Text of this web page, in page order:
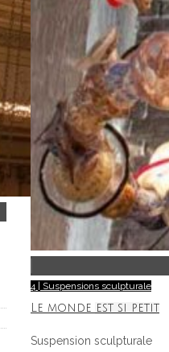
4 | Suspensions sculpturale
Le monde est si petit
Suspension sculpturale